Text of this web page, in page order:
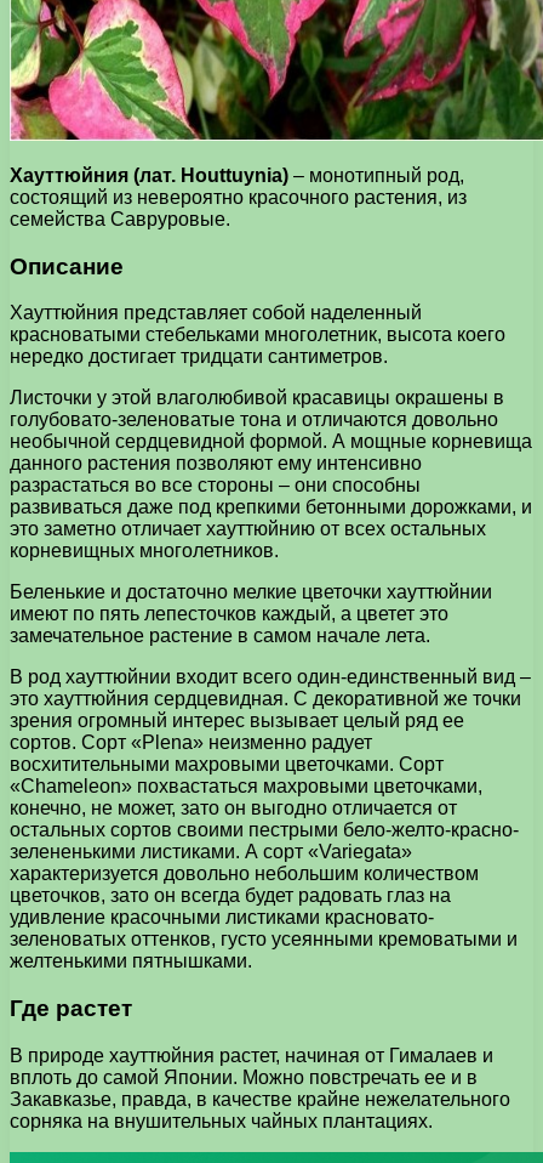
Хауттюйния (лат. Houttuynia) – монотипный род,
состоящий из невероятно красочного растения, из
семейства Савруровые.
Описание
Хауттюйния представляет собой наделенный
красноватыми стебельками многолетник, высота коего
нередко достигает тридцати сантиметров.
Листочки у этой влаголюбивой красавицы окрашены в
голубовато-зеленоватые тона и отличаются довольно
необычной сердцевидной формой. А мощные корневища
данного растения позволяют ему интенсивно
разрастаться во все стороны – они способны
развиваться даже под крепкими бетонными дорожками, и
это заметно отличает хауттюйнию от всех остальных
корневищных многолетников.
Беленькие и достаточно мелкие цветочки хауттюйнии
имеют по пять лепесточков каждый, а цветет это
замечательное растение в самом начале лета.
В род хауттюйнии входит всего один-единственный вид –
это хауттюйния сердцевидная. С декоративной же точки
зрения огромный интерес вызывает целый ряд ее
сортов. Сорт «Plena» неизменно радует
восхитительными махровыми цветочками. Сорт
«Chameleon» похвастаться махровыми цветочками,
конечно, не может, зато он выгодно отличается от
остальных сортов своими пестрыми бело-желто-красно-
зелененькими листиками. А сорт «Variegata»
характеризуется довольно небольшим количеством
цветочков, зато он всегда будет радовать глаз на
удивление красочными листиками красновато-
зеленоватых оттенков, густо усеянными кремоватыми и
желтенькими пятнышками.
Где растет
В природе хауттюйния растет, начиная от Гималаев и
вплоть до самой Японии. Можно повстречать ее и в
Закавказье, правда, в качестве крайне нежелательного
сорняка на внушительных чайных плантациях.